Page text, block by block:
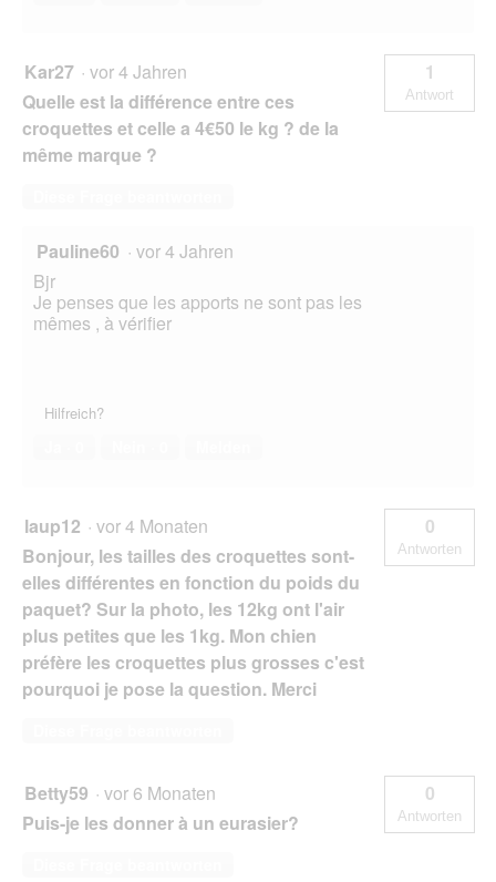
Kar27 · vor 4 Jahren
Quelle est la différence entre ces
croquettes et celle a 4€50 le kg ? de la
même marque ?
1
Antwort
Pauline60 · vor 4 Jahren
Bjr
Je penses que les apports ne sont pas les
mêmes , à vérifier
Hilfreich?
laup12 · vor 4 Monaten
Bonjour, les tailles des croquettes sont-
elles différentes en fonction du poids du
paquet? Sur la photo, les 12kg ont l'air
plus petites que les 1kg. Mon chien
préfère les croquettes plus grosses c'est
pourquoi je pose la question. Merci
0
Antworten
Betty59 · vor 6 Monaten
Puis-je les donner à un eurasier?
0
Antworten